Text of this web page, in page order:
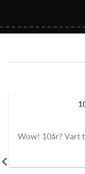
Wow! 10år? Vart